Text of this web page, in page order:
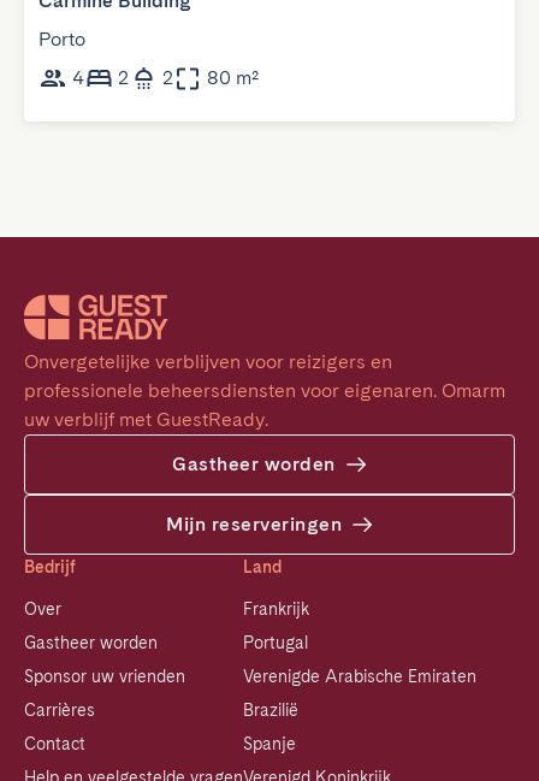
Porto
4
2 2 80 m²
Onvergetelijke verblijven voor reizigers en
professionele beheersdiensten voor eigenaren. Omarm
uw verblijf met GuestReady.
Gastheer worden
Mijn reserveringen
Bedrijf
Over
Gastheer worden
Sponsor uw vrienden
Carrières
Contact
Land
Frankrijk
Portugal
Verenigde Arabische Emiraten
Brazilië
Spanje